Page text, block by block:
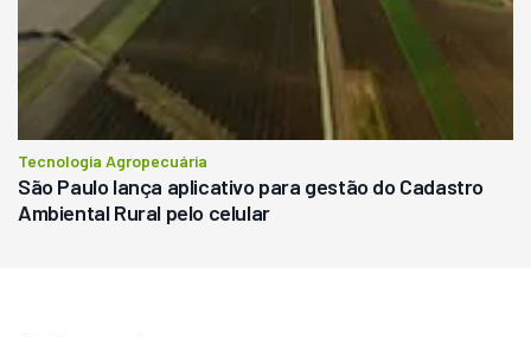
Tecnologia Agropecuária
São Paulo lança aplicativo para gestão do Cadastro
Ambiental Rural pelo celular